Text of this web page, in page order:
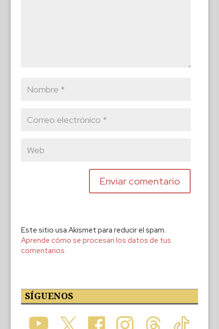
Este sitio usa Akismet para reducir el spam.
Aprende cómo se procesan los datos de tus
comentarios.
SÍGUENOS